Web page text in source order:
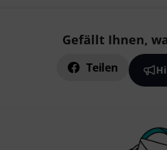
Gefällt Ihnen,
Teilen